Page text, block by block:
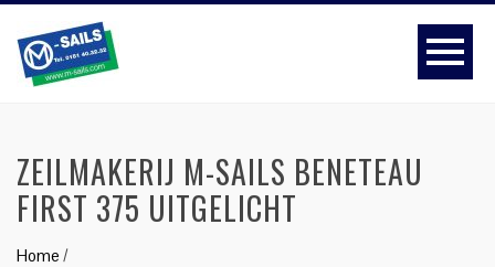
ZEILMAKERIJ M-SAILS BENETEAU
FIRST 375 UITGELICHT
Home /